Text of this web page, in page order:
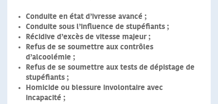
Conduite en état d’ivresse avancé ;
Conduite sous l’influence de stupéfiants ;
Récidive d’excès de vitesse majeur;
Refus de se soumettre aux contrôles
d’alcoolémie ;
Refus de se soumettre aux tests de dépistage de
stupéfiants ;
Homicide ou blessure involontaire avec
incapacité ;